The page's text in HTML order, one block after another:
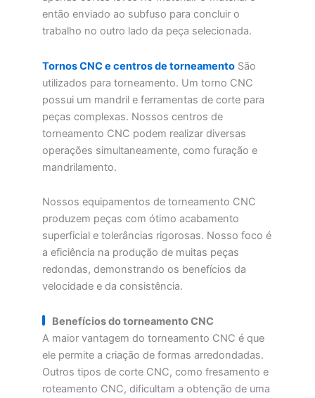
então enviado ao subfuso para concluir o
trabalho no outro lado da peça selecionada.
Tornos CNC e centros de torneamento São
utilizados para torneamento. Um torno CNC
possui um mandril e ferramentas de corte para
peças complexas. Nossos centros de
torneamento CNC podem realizar diversas
operações simultaneamente, como furação e
mandrilamento.
Nossos equipamentos de torneamento CNC
produzem peças com ótimo acabamento
superficial e tolerâncias rigorosas. Nosso foco é
a eficiência na produção de muitas peças
redondas, demonstrando os benefícios da
velocidade e da consistência.
Benefícios do torneamento CNC
A maior vantagem do torneamento CNC é que
ele permite a criação de formas arredondadas.
Outros tipos de corte CNC, como fresamento e
roteamento CNC, dificultam a obtenção de uma